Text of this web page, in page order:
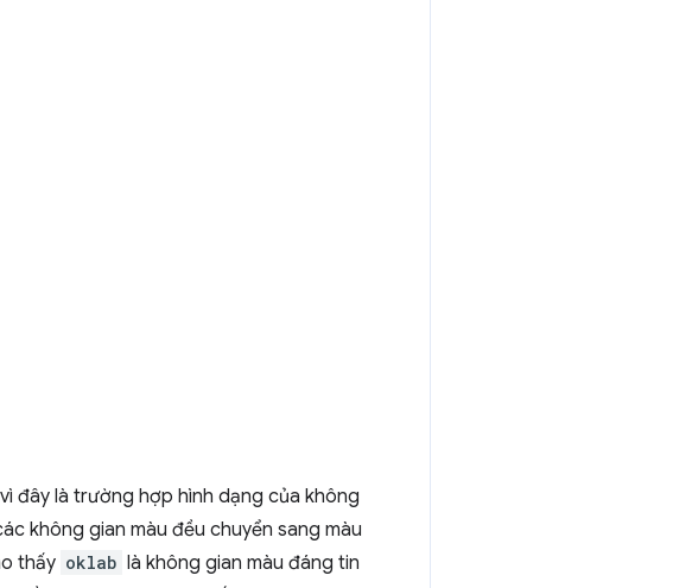
đây là trường hợp hình dạng của không
không gian màu đều chuyển sang màu
thấy oklab là không gian màu đáng tin